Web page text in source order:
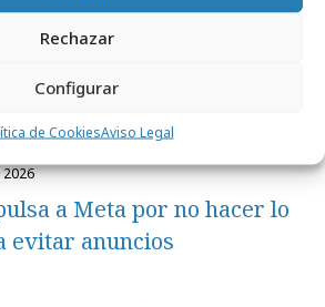
Rechazar
Configurar
de CookiesAviso Legal
2026
a Meta por no hacer lo
evitar anuncios